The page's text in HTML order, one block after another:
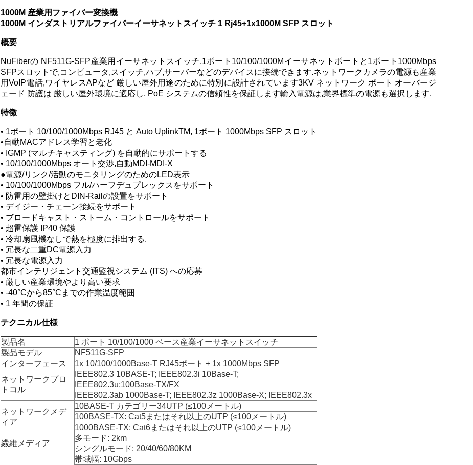
1000M 産業用ファイバー変換機
1000M インダストリアルファイバーイーサネットスイッチ 1 Rj45+1x1000M SFP スロット
概要
NuFiberの NF511G-SFP産業用イーサネットスイッチ,1ポート10/100/1000Mイーサネットポートと1ポート1000Mbps
SFPスロットで,コンピュータ,スイッチ,ハブ,サーバーなどのデバイスに接続できます.ネットワークカメラの電源も産業
用VoIP電話,ワイヤレスAPなど 厳しい屋外用途のために特別に設計されています3KV ネットワーク ポート オーバージ
ェード 防護は 厳しい屋外環境に適応し, PoE システムの信頼性を保証します輸入電源は,業界標準の電源も選択します.
特徴
• 1ポート 10/100/1000Mbps RJ45 と Auto UplinkTM, 1ポート 1000Mbps SFP スロット
•自動MACアドレス学習と老化
• IGMP (マルチキャスティング) を自動的にサポートする
• 10/100/1000Mbps オート交渉,自動MDI-MDI-X
●電源/リンク/活動のモニタリングのためのLED表示
• 10/100/1000Mbps フル/ハーフデュプレックスをサポート
• 防雷用の壁掛けとDIN-Railの設置をサポート
• デイジー・チェーン接続をサポート
• ブロードキャスト・ストーム・コントロールをサポート
• 超雷保護 IP40 保護
• 冷却扇風機なしで熱を極度に排出する.
• 冗長な二重DC電源入力
• 冗長な電源入力
都市インテリジェント交通監視システム (ITS) への応募
• 厳しい産業環境やより高い要求
• -40°Cから85°Cまでの作業温度範囲
• 1 年間の保証
テクニカル仕様
製品名
1 ポート 10/100/1000 ベース産業イーサネットスイッチ
製品モデル
NF511G-SFP
インターフェース
1x 10/100/1000Base-T RJ45ポート + 1x 1000Mbps SFP
ネットワークプロ
トコル
IEEE802.3 10BASE-T; IEEE802.3i 10Base-T;
IEEE802.3u;100Base-TX/FX
IEEE802.3ab 1000Base-T; IEEE802.3z 1000Base-X; IEEE802.3x
ネットワークメデ
ィア
10BASE-T カテゴリー34UTP (≤100メートル)
100BASE-TX: Cat5またはそれ以上のUTP (≤100メートル)
1000BASE-TX: Cat6またはそれ以上のUTP (≤100メートル)
繊維メディア
多モード: 2km
シングルモード: 20/40/60/80KM
帯域幅: 10Gbps